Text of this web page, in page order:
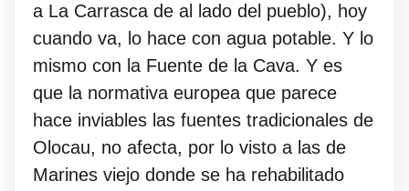
a La Carrasca de al lado del pueblo), hoy
cuando va, lo hace con agua potable. Y lo
mismo con la Fuente de la Cava. Y es
que la normativa europea que parece
hace inviables las fuentes tradicionales de
Olocau, no afecta, por lo visto a las de
Marines viejo donde se ha rehabilitado